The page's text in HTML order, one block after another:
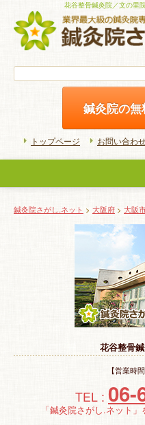
花谷整骨鍼灸院／文の里
鍼灸院の
トップページ お問い合わ
初
よ
ホ
お
鍼灸院さがし.ネット > 大阪府 > 大阪
花谷整骨
【営業時
TEL : 06-
「鍼灸院さがし.ネット